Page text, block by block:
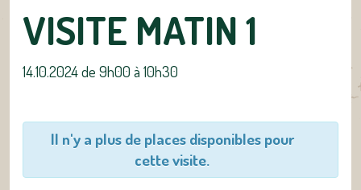
VISITE MATIN 1
14.10.2024 de 9h00 à 10h30
Il n'y a plus de places disponibles pour
cette visite.